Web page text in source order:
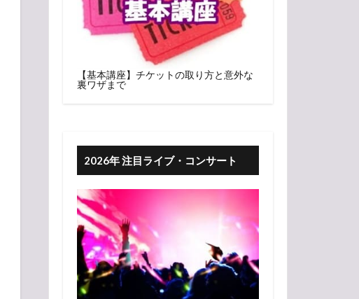
【基本講座】チケットの取り方と意外な
裏ワザまで
2026年 注目ライブ・コンサート